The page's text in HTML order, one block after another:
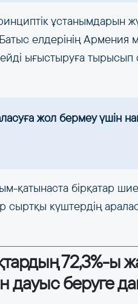
ұстанымдарын
елдерінің
ығыстыруға тырысып
жол бермеу үшін
бірқатар
күштердің
72,3%-ы
дауыс беруге